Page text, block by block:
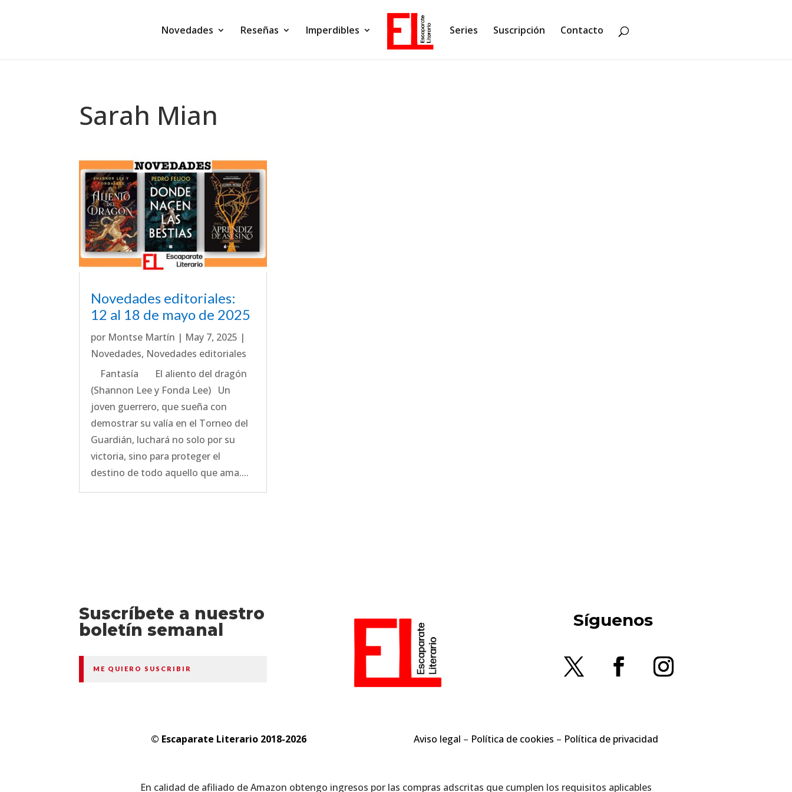
Novedades Reseñas Imperdibles Series Suscripción Contacto
Sarah Mian
Novedades editoriales:
12 al 18 de mayo de 2025
por Montse Martín | May 7, 2025 |
Novedades, Novedades editoriales
Fantasía El aliento del dragón
(Shannon Lee y Fonda Lee) Un
joven guerrero, que sueña con
demostrar su valía en el Torneo del
Guardián, luchará no solo por su
victoria, sino para proteger el
destino de todo aquello que ama....
Suscríbete a nuestro
boletín semanal
ME QUIERO SUSCRIBIR
Síguenos
© Escaparate Literario 2018-2026 Aviso legal – Política de cookies – Política de privacidad
En calidad de afiliado de Amazon obtengo ingresos por las compras adscritas que cumplen los requisitos aplicables